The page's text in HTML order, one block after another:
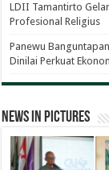
LDII Tamantirto
Profesional Religius
Panewu
Dinilai Perkuat
News in Pictures